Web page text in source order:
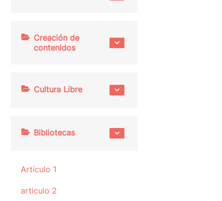
Creación de
contenidos
Cultura Libre
Bibliotecas
Artículo 1
articulo 2